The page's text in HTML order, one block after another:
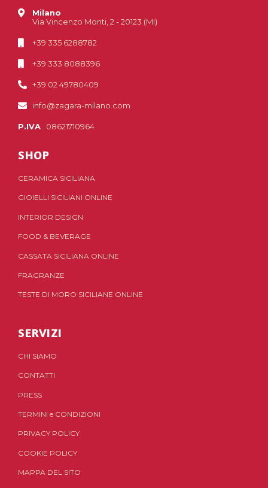
Milano
Via Vincenzo Monti, 2 - 20123 (MI)
+39 335 6288782
+39 333 8088396
+39 02 49780409
info@zagara-milano.com
P.IVA 08621710964
SHOP
CERAMICA SICILIANA
GIOIELLI SICILIANI ONLINE
INTERIOR DESIGN
FOOD & BEVERAGE
CASSATA SICILIANA ONLINE
FRAGRANZE
TESTE DI MORO SICILIANE ONLINE
SERVIZI
CHI SIAMO
CONTATTI
PRESS
TERMINI e CONDIZIONI
PRIVACY POLICY
COOKIE POLICY
MAPPA DEL SITO